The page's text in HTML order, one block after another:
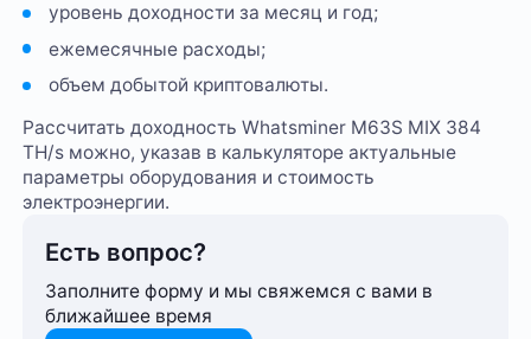
уровень доходности за месяц и год;
ежемесячные расходы;
объем добытой криптовалюты.
Рассчитать доходность Whatsminer M63S MIX 384
TH/s можно, указав в калькуляторе актуальные
параметры оборудования и стоимость
электроэнергии.
Есть вопрос?
Заполните форму и мы свяжемся с вами в
ближайшее время